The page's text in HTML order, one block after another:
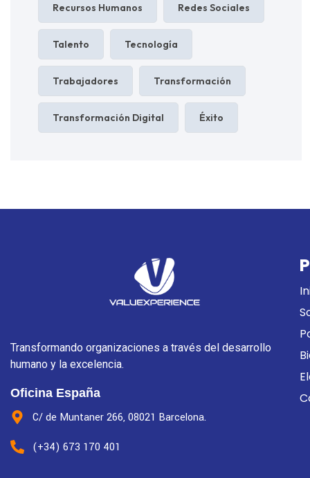
Recursos Humanos Redes Sociales
Talento Tecnología
Trabajadores Transformación
Transformación Digital Éxito
Transformando organizaciones a través del desarrollo
humano y la excelencia.
Oficina España
C/ de Muntaner 266, 08021 Barcelona.
(+34) 673 170 401